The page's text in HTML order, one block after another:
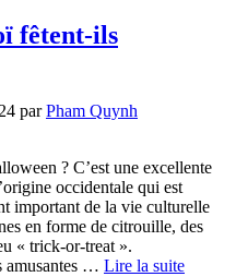
fêtent-ils
parPham Quynh
? C’est une excellente
occidentale qui est
important de la vie culturelle
en forme de citrouille, des
« trick-or-treat ».
amusantes … Lire la suite